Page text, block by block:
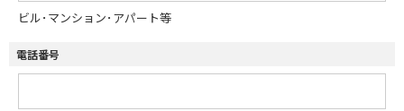
ビル･マンション･アパート等
電話番号